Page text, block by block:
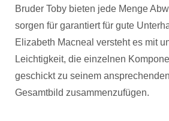
Bruder Toby bieten jede Menge
sorgen für garantiert für gute
Elizabeth Macneal versteht es mit
Leichtigkeit, die einzelnen
geschickt zu seinem
Gesamtbild zusammenzufügen.